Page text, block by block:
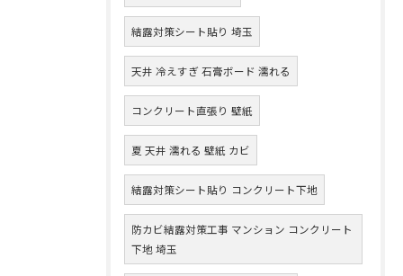
結露対策シート貼り 埼玉
天井 冷えすぎ 石膏ボード 濡れる
コンクリート直張り 壁紙
夏 天井 濡れる 壁紙 カビ
結露対策シート貼り コンクリート下地
防カビ結露対策工事 マンション コンクリート
下地 埼玉